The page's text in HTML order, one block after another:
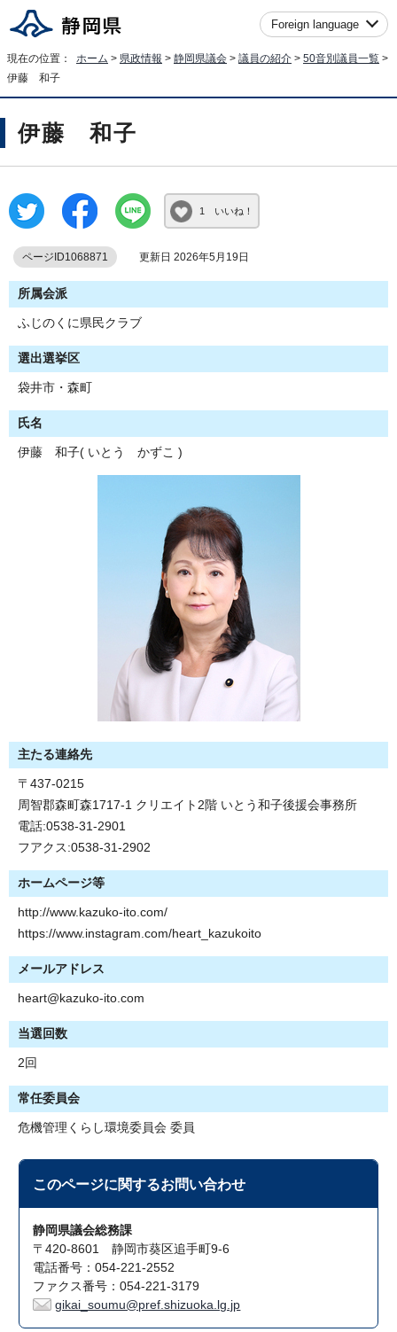
Foreign language
現在の位置： ホーム > 県政情報 > 静岡県議会 > 議員の紹介 > 50音別議員一覧 >
伊藤 和子
伊藤 和子
1 いいね！
ページID1068871 更新日 2026年5月19日
所属会派
ふじのくに県民クラブ
選出選挙区
袋井市・森町
氏名
伊藤 和子( いとう かずこ )
主たる連絡先
〒437-0215
周智郡森町森1717-1 クリエイト2階 いとう和子後援会事務所
電話:0538-31-2901
フアクス:0538-31-2902
ホームページ等
http://www.kazuko-ito.com/
https://www.instagram.com/heart_kazukoito
メールアドレス
heart@kazuko-ito.com
当選回数
2回
常任委員会
危機管理くらし環境委員会 委員
このページに関するお問い合わせ
静岡県議会総務課
〒420-8601 静岡市葵区追手町9-6
電話番号：054-221-2552
ファクス番号：054-221-3179
gikai_soumu@pref.shizuoka.lg.jp